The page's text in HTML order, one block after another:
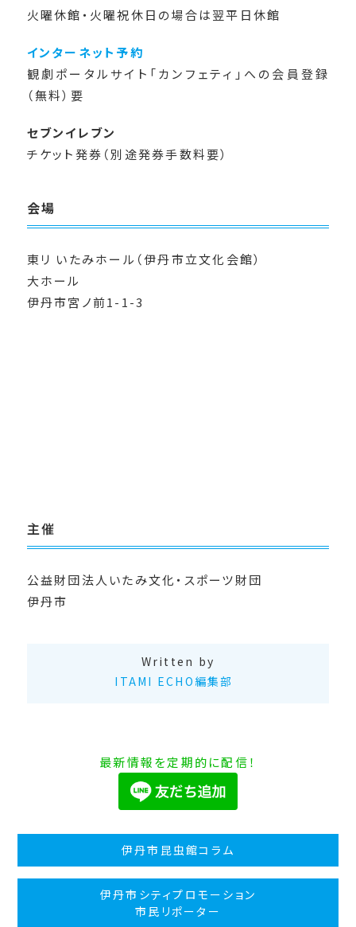
火曜休館・火曜祝休日の場合は翌平日休館
インターネット予約
観劇ポータルサイト「カンフェティ」への会員登録
（無料）要
セブンイレブン
チケット発券（別途発券手数料要）
会場
東リ いたみホール（伊丹市立文化会館）
大ホール
伊丹市宮ノ前1-1-3
主催
公益財団法人いたみ文化・スポーツ財団
伊丹市
Written by
ITAMI ECHO編集部
最新情報を定期的に配信！
伊丹市昆虫館コラム
伊丹市シティプロモーション
市民リポーター